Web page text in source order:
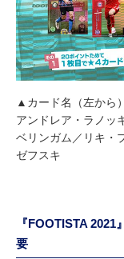
▲カード名（左から）
アンドレア・ラノッ
ベリンガム／リキ・
ゼフスキ
『FOOTISTA
要